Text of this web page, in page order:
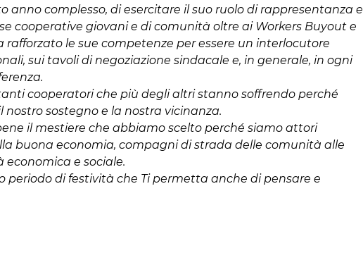
anno complesso, di esercitare il suo ruolo di rappresentanza e
cooperative giovani e di comunità oltre ai Workers Buyout e
le sue competenze per essere un interlocutore
sui tavoli di negoziazione sindacale e, in generale, in ogni
cooperatori che più degli altri stanno soffrendo perché
sostegno e la nostra vicinanza.
il mestiere che abbiamo scelto perché siamo attori
buona economia, compagni di strada delle comunità alle
e sociale.
periodo di festività che Ti permetta anche di pensare e